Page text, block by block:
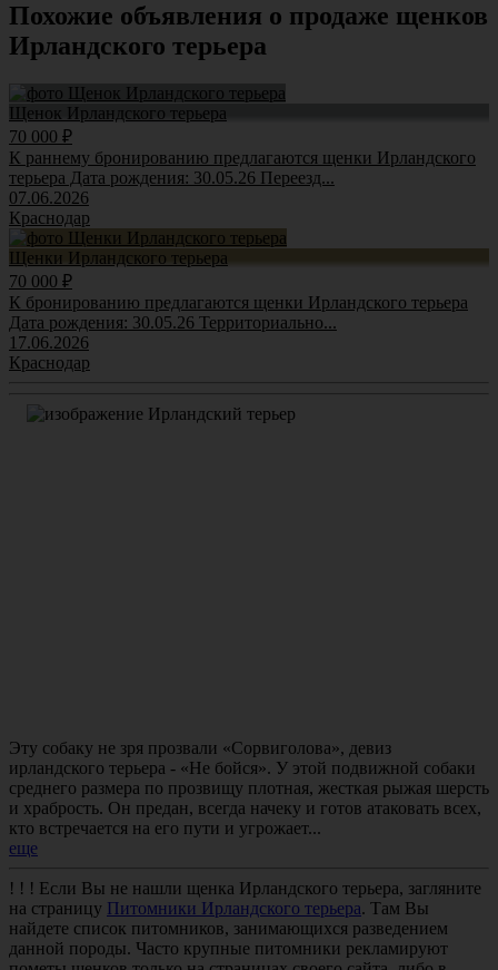
Похожие объявления о продаже щенков
Ирландского терьера
Щенок Ирландского терьера
70 000 ₽
К раннему бронированию предлагаются щенки Ирландского
терьера Дата рождения: 30.05.26 Переезд...
07.06.2026
Краснодар
Щенки Ирландского терьера
70 000 ₽
К бронированию предлагаются щенки Ирландского терьера️
Дата рождения: 30.05.26 Территориально...
17.06.2026
Краснодар
Эту собаку не зря прозвали «Сорвиголова», девиз
ирландского терьера - «Не бойся». У этой подвижной собаки
среднего размера по прозвищу плотная, жесткая рыжая шерсть
и храбрость. Он предан, всегда начеку и готов атаковать всех,
кто встречается на его пути и угрожает...
еще
! ! ! Если Вы не нашли щенка Ирландского терьера, загляните
на страницу Питомники Ирландского терьера. Там Вы
найдете список питомников, занимающихся разведением
данной породы. Часто крупные питомники рекламируют